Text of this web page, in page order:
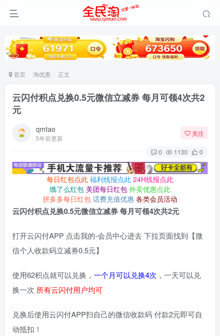
首页 淘优惠 正文
云闪付积点兑换0.5元微信立减券 每月可领4次共2
元
qmtao
5年前更新
关注
0 1130 0
每日红包点此 福利线报点此 24H线报点此
饿了么红包 美团每日红包 外卖优惠点此
拼多多每日红包 话费充值优惠 各类会员活动
云闪付积点兑换0.5元微信立减券 每月可领4次共2元
打开云闪付APP 点击我的-会员中心进去 下拉页面找到【微
信个人收款码立减券0.5元】
使用62积点就可以兑换， 一个月可以兑换4次 ，一天可以兑
换一次 所有云闪付用户均可
兑换后使用云闪付APP扫自己的微信收款码 付款2元即可自
动抵扣！